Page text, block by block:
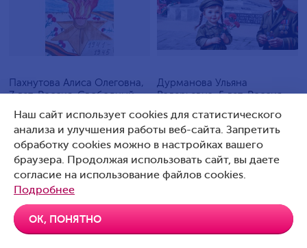
Пахнутова Алиса Олеговна,
7 лет, Россия, Свободный
Дурманова Ульяна
Валерьевна, 5 лет, Россия,
Наш сайт использует cookies для статистического
анализа и улучшения работы веб-сайта. Запретить
обработку cookies можно в настройках вашего
браузера. Продолжая использовать сайт, вы даете
согласие на использование файлов cookies.
Подробнее
ОК, ПОНЯТНО